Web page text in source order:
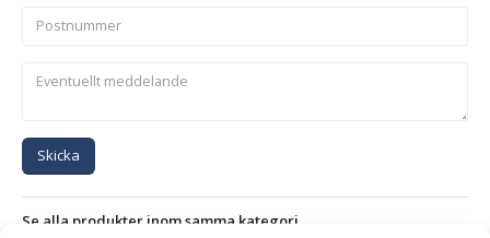
Skicka
Se alla produkter inom samma kategori